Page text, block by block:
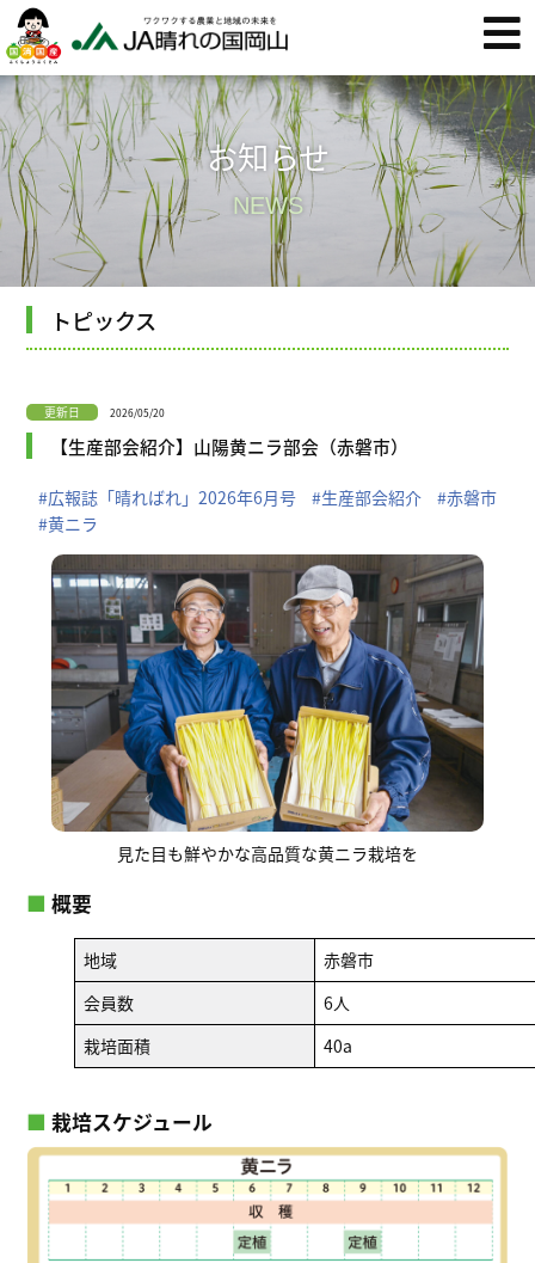
お知らせ
NEWS
トピックス
更新日 2026/05/20
【生産部会紹介】山陽黄ニラ部会（赤磐市）
#広報誌「晴ればれ」2026年6月号 #生産部会紹介
#赤磐市
#黄ニラ
見た目も鮮やかな高品質な黄ニラ栽培を
■ 概要
地域
赤磐市
会員数
6人
栽培面積
40a
■ 栽培スケジュール